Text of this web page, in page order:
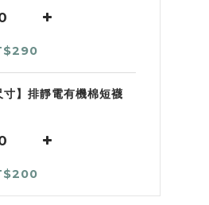
寸】排靜電有機棉短襪